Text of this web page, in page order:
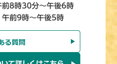
前8時30分～午後6時
午前9時～午後5時